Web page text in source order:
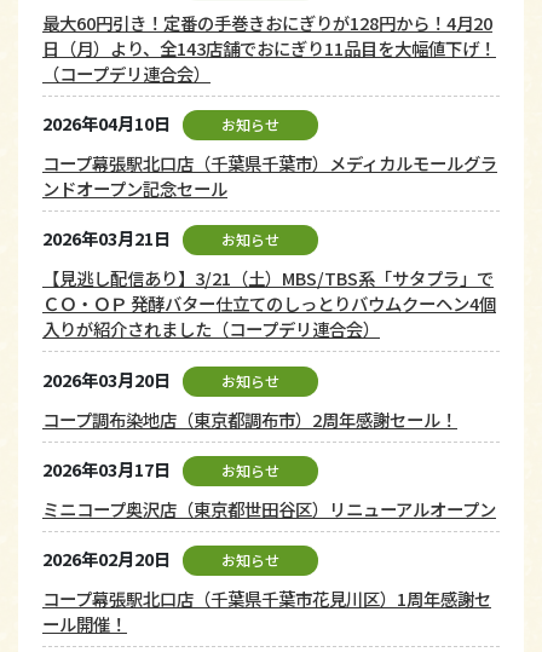
最大60円引き！定番の手巻きおにぎりが128円から！4月20
日（月）より、全143店舗でおにぎり11品目を大幅値下げ！
（コープデリ連合会）
2026年04月10日
お知らせ
コープ幕張駅北口店（千葉県千葉市）メディカルモールグラ
ンドオープン記念セール
2026年03月21日
お知らせ
【見逃し配信あり】3/21（土）MBS/TBS系「サタプラ」で
ＣＯ・ＯＰ 発酵バター仕立てのしっとりバウムクーヘン4個
入りが紹介されました（コープデリ連合会）
2026年03月20日
お知らせ
コープ調布染地店（東京都調布市）2周年感謝セール！
2026年03月17日
お知らせ
ミニコープ奥沢店（東京都世田谷区）リニューアルオープン
2026年02月20日
お知らせ
コープ幕張駅北口店（千葉県千葉市花見川区）1周年感謝セ
ール開催！